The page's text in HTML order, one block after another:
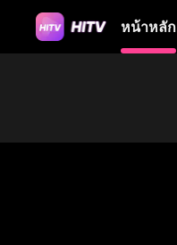
หน้าหลัก